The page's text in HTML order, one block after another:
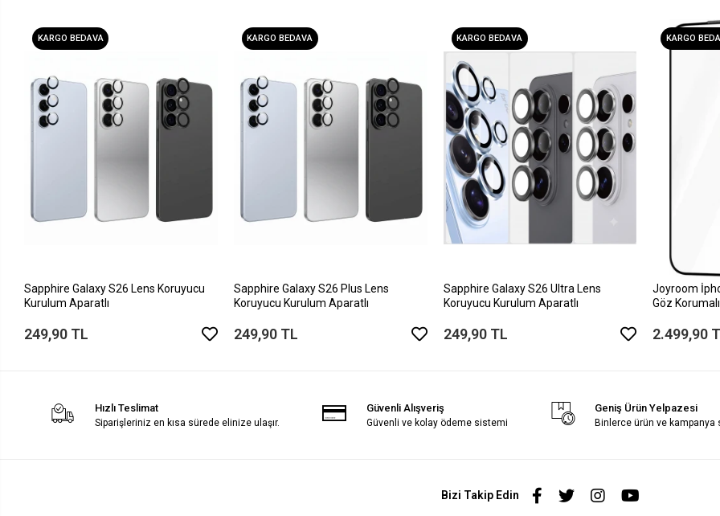
KARGO BEDAVA
Sapphire Galaxy S26 Lens Koruyucu
Kurulum Aparatlı
249,90 TL
KARGO BEDAVA
Sapphire Galaxy S26 Plus Lens
Koruyucu Kurulum Aparatlı
249,90 TL
KARGO BEDAVA
Sapphire Galaxy S26 Ultra Lens
Koruyucu Kurulum Aparatlı
249,90 TL
KARGO
Joyroom
Göz
2.499,90
Hızlı Teslimat
Siparişleriniz en kısa sürede elinize ulaşır.
Güvenli Alışveriş
Güvenli ve kolay ödeme sistemi
Geniş Ürün Yelpazesi
Binlerce ürün ve kampanya
Bizi Takip Edin